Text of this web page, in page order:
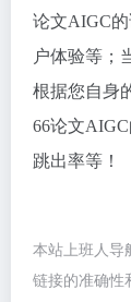
论文AIGC
户体验等；
根据您自身
66论文
跳出率等！
本站上班人导
链接的准确性